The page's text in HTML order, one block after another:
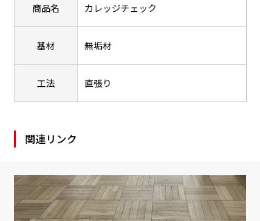
商品名 カレッジチェック
基材 無垢材
工法 直張り
関連リンク